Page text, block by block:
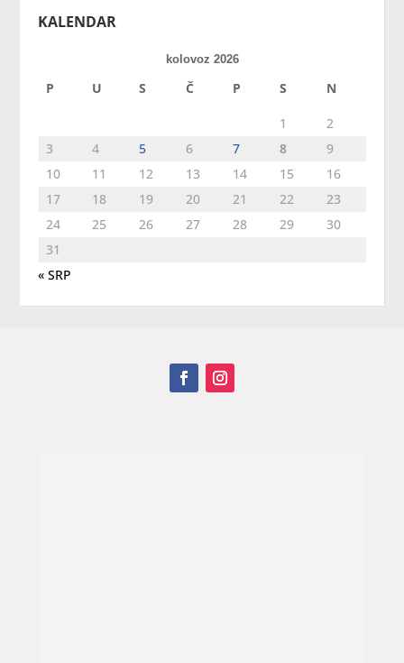
KALENDAR
kolovoz 2026
P U S Č P S N
1
2
3
4 5 6 7 8
9
10
11 12 13 14 15
16
17
18 19 20 21 22
23
24
25 26 27 28 29
30
31
« SRP